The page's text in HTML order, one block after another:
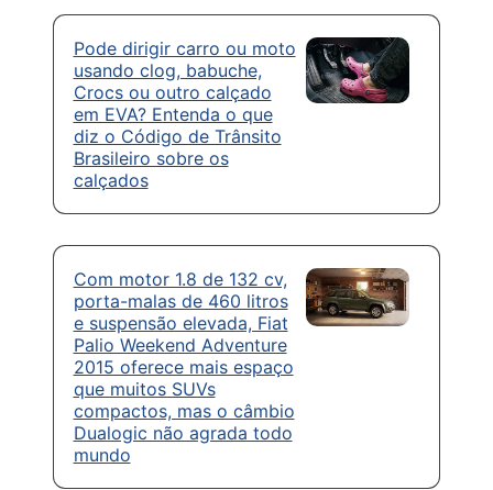
Pode dirigir carro ou moto
usando clog, babuche,
Crocs ou outro calçado
em EVA? Entenda o que
diz o Código de Trânsito
Brasileiro sobre os
calçados
Com motor 1.8 de 132 cv,
porta-malas de 460 litros
e suspensão elevada, Fiat
Palio Weekend Adventure
2015 oferece mais espaço
que muitos SUVs
compactos, mas o câmbio
Dualogic não agrada todo
mundo